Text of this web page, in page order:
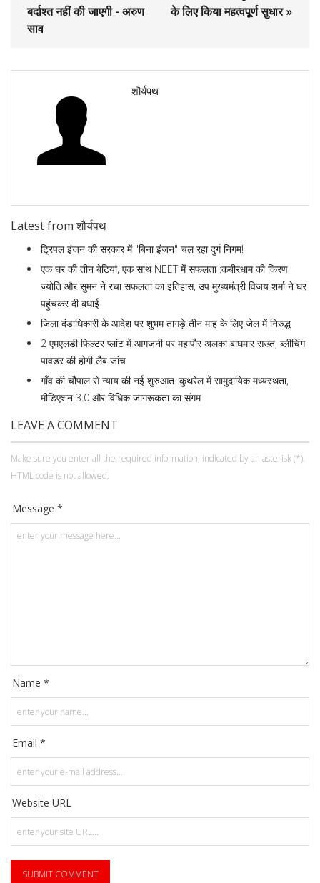
बर्दाश्त नहीं की जाएगी - अरुण
साव
के लिए किया महत्वपूर्ण सुधार »
शौर्यपथ
Latest from शौर्यपथ
ट्रिपल इंजन की सरकार में "बिना इंजन" चल रहा दुर्ग निगम!
एक घर की तीन बेटियां, एक साथ NEET में सफलता :कबीरधाम की किरण,
ज्योति और सुमन ने रचा सफलता का इतिहास, उप मुख्यमंत्री विजय शर्मा ने घर
पहुंचकर दी बधाई
जिला दंडाधिकारी के आदेश पर शुभम तागड़े तीन माह के लिए जेल में निरुद्ध
2 एमएलडी फिल्टर प्लांट में आगजनी पर महापौर अलका बाघमार सख्त, ब्लीचिंग
पावडर की होगी लैब जांच
गाँव की चौपाल से न्याय की नई शुरुआत :कुथरेल में सामुदायिक मध्यस्थता,
मीडिएशन 3.0 और विधिक जागरूकता का संगम
LEAVE A COMMENT
Make sure you enter all the required information, indicated by an asterisk (*).
HTML code is not allowed.
Message *
Name *
Email *
Website URL